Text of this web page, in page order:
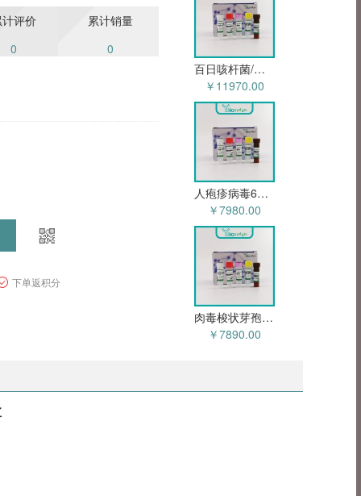
评价
0
累计销量
0
下单返积分
百日咳杆菌/白喉杆菌/破伤风杆菌三重探针法荧光定量PCR试剂盒 YB-72528NPR
￥11970.00
人疱疹病毒6A/6B型双重探针法荧光定量PCR试剂盒 YB-72527NPR
￥7980.00
肉毒梭状芽孢杆菌A/B型外毒素基因双重探针法荧光定量PCR试剂盒 YB-72525NPR
￥7890.00